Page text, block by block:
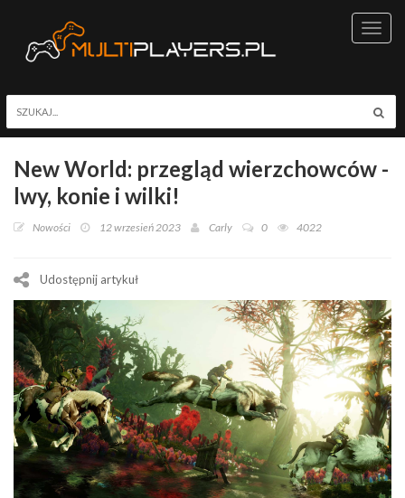
New World: przegląd wierzchowców -
lwy, konie i wilki!
Nowości 12 wrzesień 2023 Carly 0 4022
Udostępnij artykuł